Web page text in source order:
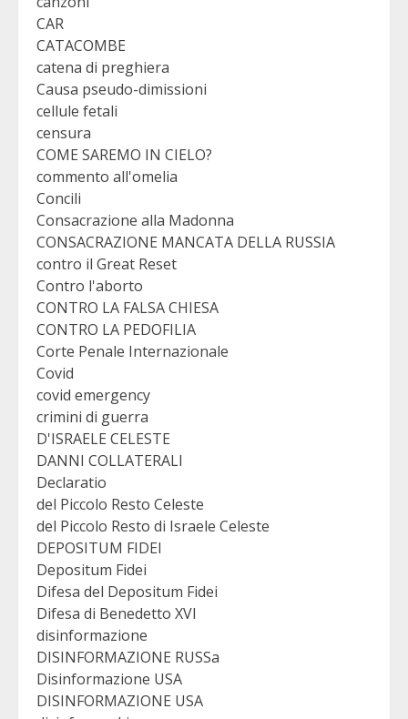
CAR
CATACOMBE
catena di preghiera
Causa pseudo-dimissioni
cellule fetali
censura
COME SAREMO IN CIELO?
commento all'omelia
Concili
Consacrazione alla Madonna
CONSACRAZIONE MANCATA DELLA RUSSIA
contro il Great Reset
Contro l'aborto
CONTRO LA FALSA CHIESA
CONTRO LA PEDOFILIA
Corte Penale Internazionale
Covid
covid emergency
crimini di guerra
D'ISRAELE CELESTE
DANNI COLLATERALI
Declaratio
del Piccolo Resto Celeste
del Piccolo Resto di Israele Celeste
DEPOSITUM FIDEI
Depositum Fidei
Difesa del Depositum Fidei
Difesa di Benedetto XVI
disinformazione
DISINFORMAZIONE RUSSa
Disinformazione USA
DISINFORMAZIONE USA